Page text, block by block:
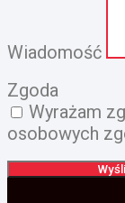
Wiadomość
Zgoda
Wyrażam
osobowych